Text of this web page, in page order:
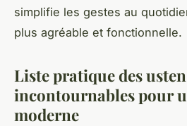
simplifie les gestes au
plus agréable et fonctionnelle.
Liste pratique des
incontournables pour
moderne